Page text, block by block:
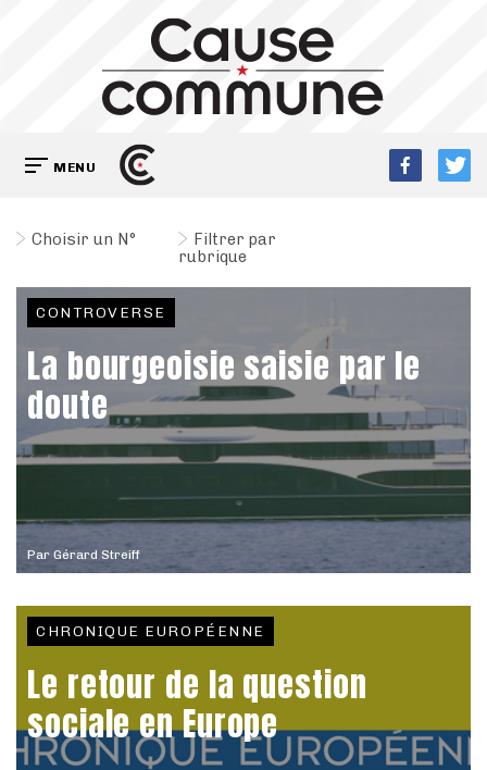
MENU
Choisir un N°
Filtrer par
rubrique
Par Gérard Streiff
CONTROVERSE
La bourgeoisie saisie par le
doute
CHRONIQUE EUROPÉENNE
Le retour de la question
sociale en Europe